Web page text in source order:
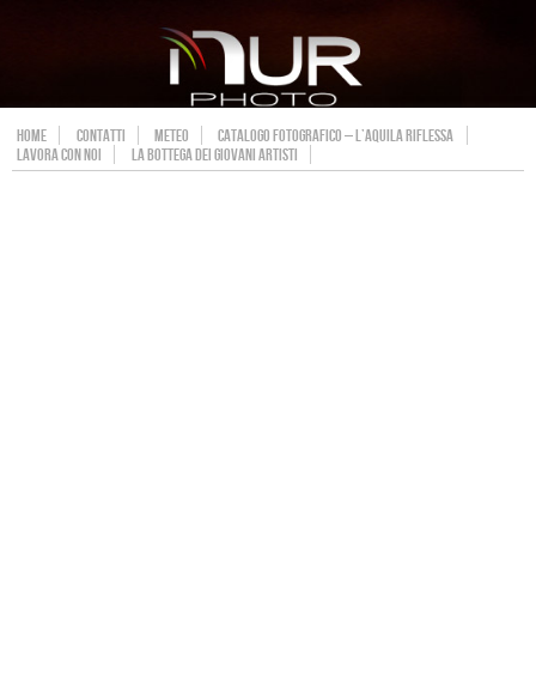
HOME CONTATTI METEO
CATALOGO FOTOGRAFICO – L’AQUILA RIFLESSA
LAVORA CON NOI
LA BOTTEGA DEI GIOVANI ARTISTI